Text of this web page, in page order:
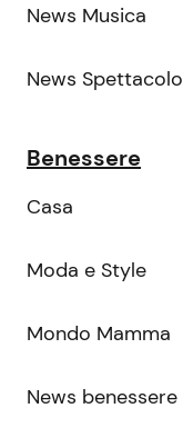
News Musica
News Spettacolo
Benessere
Casa
Moda e Style
Mondo Mamma
News benessere